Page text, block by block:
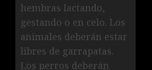
hembras lactando,
gestando o en celo. Los
animales deberán estar
libres de garrapatas.
Los perros deberán